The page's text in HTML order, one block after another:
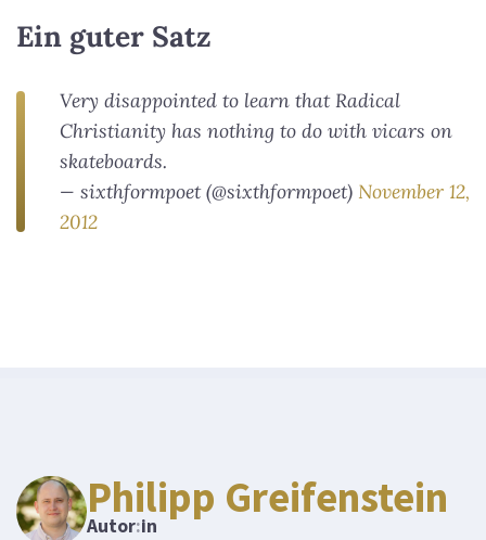
Ein guter Satz
Very disappointed to learn that Radical
Christianity has nothing to do with vicars on
skateboards.
— sixthformpoet (@sixthformpoet) November 12,
2012
Philipp Greifenstein
Autor:in